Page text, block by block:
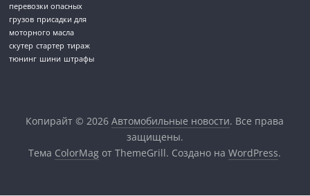
перевозки опасных
грузов присадки для
моторного масла
скутер стартер тираж
тюнинг шини штрафы
Копирайт © 2026Автомобильные новости. Все права
защищены.
Тема ColorMag от ThemeGrill. Создано наWordPress.